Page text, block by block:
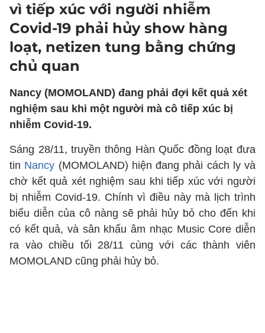
vì tiếp xúc với người nhiễm
Covid-19 phải hủy show hàng
loạt, netizen tung bằng chứng
chủ quan
Nancy (MOMOLAND) đang phải đợi kết quả xét
nghiệm sau khi một người mà cô tiếp xúc bị
nhiễm Covid-19.
Sáng 28/11, truyền thông Hàn Quốc đồng loạt đưa
tin Nancy (MOMOLAND) hiện đang phải cách ly và
chờ kết quả xét nghiệm sau khi tiếp xúc với người
bị nhiễm Covid-19. Chính vì điều này mà lịch trình
biểu diễn của cô nàng sẽ phải hủy bỏ cho đến khi
có kết quả, và sân khấu âm nhạc Music Core diễn
ra vào chiều tối 28/11 cùng với các thành viên
MOMOLAND cũng phải hủy bỏ.